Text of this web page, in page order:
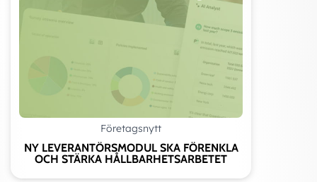
Företagsnytt
NY LEVERANTÖRSMODUL SKA FÖRENKLA
OCH STÄRKA HÅLLBARHETSARBETET